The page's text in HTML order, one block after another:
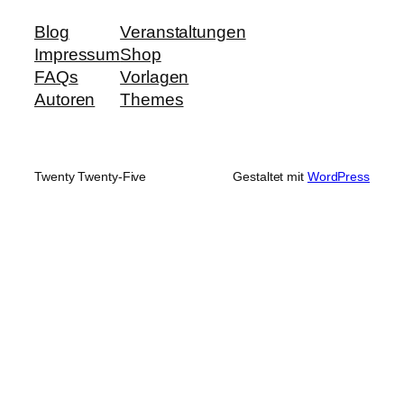
Blog
Impressum
FAQs
Autoren
Veranstaltungen
Shop
Vorlagen
Themes
Twenty Twenty-Five Gestaltet mit WordPress